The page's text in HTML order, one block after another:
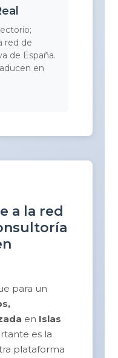
red de
de España.
en
a la red
para un
en Islas
es la
plataforma